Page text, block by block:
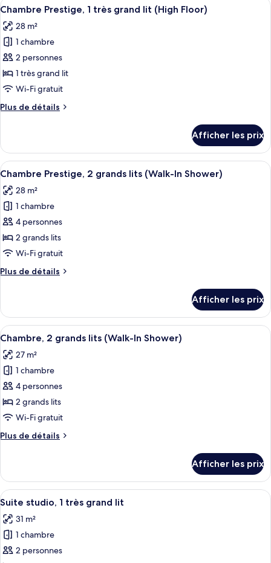
grand
lit
très
lit
toutes
les
photos
pour
ce
type
chambre :
très
grand
lit
(High
Floor)
15
Chambre Prestige, 1 très grand lit (High Floor)
28 m²
1 chambre
2 personnes
1 très grand lit
Wi-Fi gratuit
Plus de détails
Plus
Chambre
Prestige,
1
grand
lit
Floor)
Afficher les prix
Afficher
toutes
les
photos
pour
ce
type
chambre :
2
grands
lits
(Walk-
In
Shower)
Une chambre d’hôtel avec deux
12
Chambre Prestige, 2 grands lits (Walk-In Shower)
28 m²
1 chambre
4 personnes
2 grands lits
Wi-Fi gratuit
Plus de détails
Plus
Chambre
Prestige,
2
lits
(Walk-
Shower)
Afficher les prix
Afficher
toutes
les
photos
pour
ce
type
chambre :
grands
lits
(Walk-
In
Shower)
Une chambre d’hôtel avec deux
12
Chambre, 2 grands lits (Walk-In Shower)
27 m²
1 chambre
4 personnes
2 grands lits
Wi-Fi gratuit
Plus de détails
Plus
Chambre,
grands
(Walk-
In
Afficher les prix
Afficher
toutes
les
photos
pour
Un salon moderne avec un canapé
12
Suite studio, 1 très grand lit
31 m²
1 chambre
2 personnes